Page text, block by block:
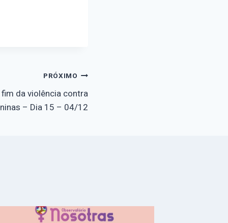
PRÓXIMO
da violência contra
– Dia 15 – 04/12